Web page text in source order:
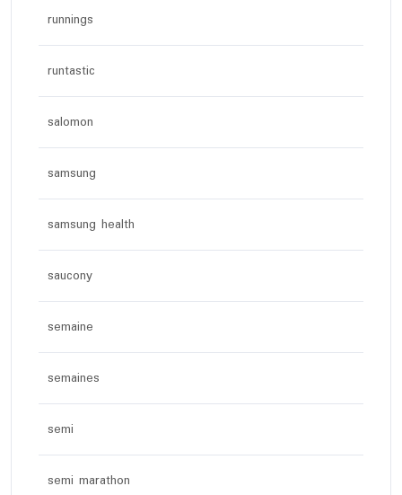
runnings
runtastic
salomon
samsung
samsung health
saucony
semaine
semaines
semi
semi marathon